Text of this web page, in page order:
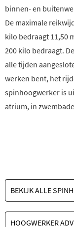
binnen- en
De maximale
kilo bedraagt 11,50
200 kilo bedraagt.
alle tijden
werken bent, het
spinhoogwerker is
atrium, in
BEKIJK ALLE
HOOGWERKER